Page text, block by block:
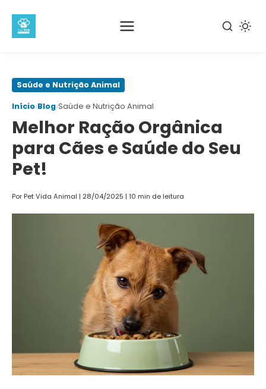
Pular
conteúdo
principal
Saúde e Nutrição Animal
Início›Blog›Saúde e Nutrição Animal
Melhor Ração Orgânica
para Cães e Saúde do Seu
Pet!
Por Pet Vida Animal | 28/04/2025 | 10 min de leitura